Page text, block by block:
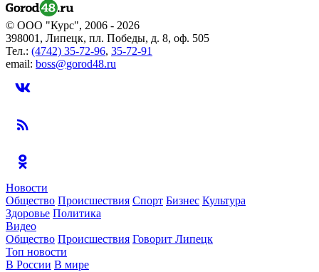
© ООО "Курс", 2006 - 2026
398001, Липецк, пл. Победы, д. 8, оф. 505
Тел.: (4742) 35-72-96, 35-72-91
email: boss@gorod48.ru
Новости
Общество Происшествия Спорт Бизнес Культура
Здоровье Политика
Видео
Общество Происшествия Говорит Липецк
Топ новости
В России В мире